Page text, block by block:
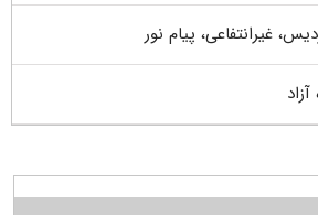
غیرانتفاعی، پیام نور